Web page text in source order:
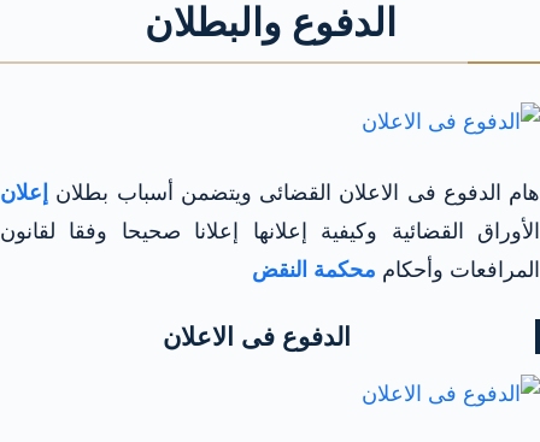
الدفوع والبطلان
هام الدفوع فى الاعلان القضائى ويتضمن أسباب بطلان
إعلان
الأوراق القضائية وكيفية إعلانها إعلانا صحيحا وفقا لقانون
المرافعات وأحكام محكمة النقض
الدفوع فى الاعلان